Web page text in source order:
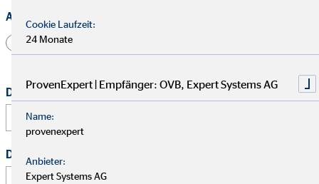
Anrede
Herr
Dein vollständiger Name *
Deine E-Mail Adresse
Cookie Laufzeit:
24 Monate
ProvenExpert | Empfänger: OVB, Expert Systems AG
Name:
provenexpert
Anbieter:
Expert Systems AG